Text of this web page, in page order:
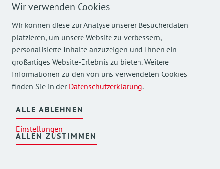
Wir verwenden Cookies
Wir können diese zur Analyse unserer Besucherdaten
platzieren, um unsere Website zu verbessern,
personalisierte Inhalte anzuzeigen und Ihnen ein
großartiges Website-Erlebnis zu bieten. Weitere
Informationen zu den von uns verwendeten Cookies
finden Sie in der Datenschutzerklärung.
ALLE ABLEHNEN
Einstellungen
ALLEN ZUSTIMMEN
Über die Verarbeitung meiner personenbezogenen Daten
Mehr Einblicke in unsere Arbeit finden Sie auch auf
unseren Social Media Kanälen.